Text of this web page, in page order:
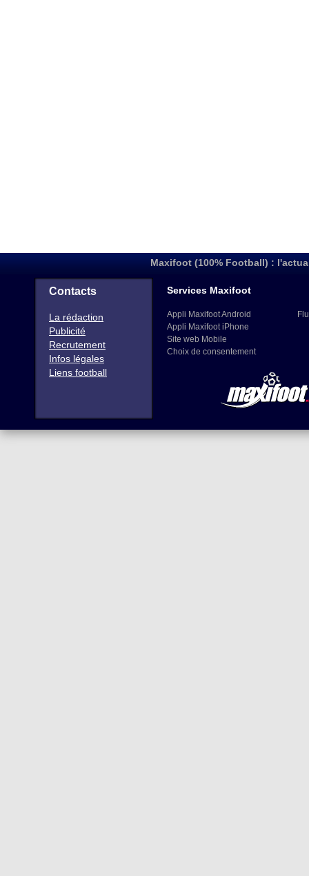
Maxifoot (100% Football) :
Contacts
La rédaction
Publicité
Recrutement
Infos légales
Liens football
Services Maxifoot
Appli Maxifoot Android
Appli Maxifoot iPhone
Site web Mobile
Choix de consentement